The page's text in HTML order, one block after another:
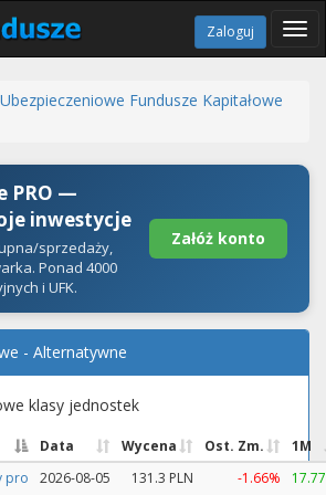
Zaloguj
Ubezpieczeniowe Fundusze Kapitałowe
PRO —
inwestycje
sprzedaży,
Ponad 4000
i UFK.
Załóż konto
- Alternatywne
klasy jednostek
Data Wycena Ost. Zm.
1M
pro
2026-08-05 131.3 PLN -1.66%